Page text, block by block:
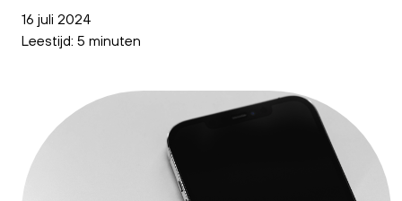
16 juli 2024
Leestijd: 5 minuten